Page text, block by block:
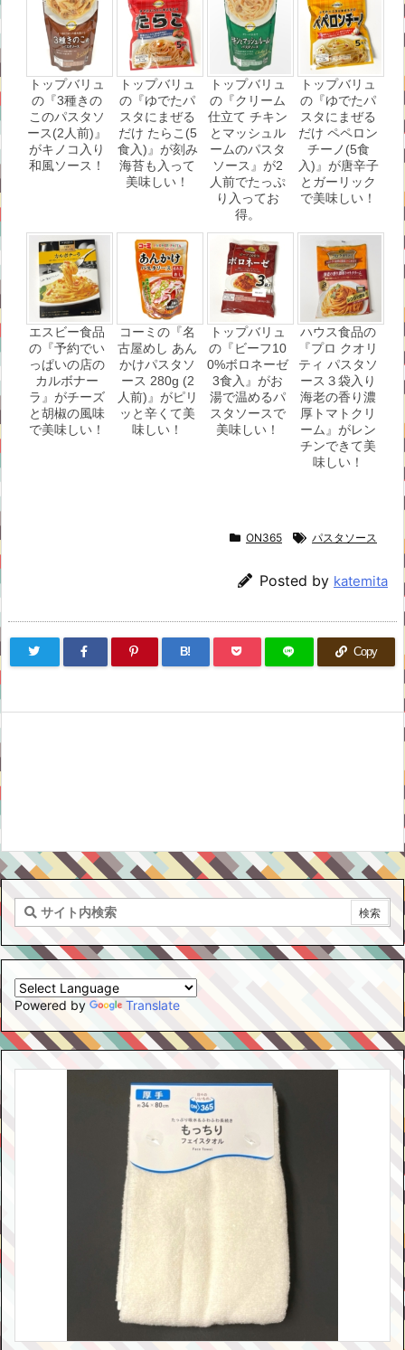
トップバリュ
の『3種きの
このパスタソ
ース(2人前)』
がキノコ入り
和風ソース！
トップバリュ
の『ゆでたパ
スタにまぜる
だけ たらこ(5
食入)』が刻み
海苔も入って
美味しい！
トップバリュ
の『クリーム
仕立て チキン
とマッシュル
ームのパスタ
ソース』が2
人前でたっぷ
り入ってお
得。
トップバリュ
の『ゆでたパ
スタにまぜる
だけ ペペロン
チーノ(5食
入)』が唐辛子
とガーリック
で美味しい！
エスビー食品
の『予約でい
っぱいの店の
カルボナー
ラ』がチーズ
と胡椒の風味
で美味しい！
コーミの『名
古屋めし あん
かけパスタソ
ース 280g (2
人前)』がピリ
ッと辛くて美
味しい！
トップバリュ
の『ビーフ10
0%ボロネーゼ
3食入』がお
湯で温めるパ
スタソースで
美味しい！
ハウス食品の
『プロ クオリ
ティ パスタソ
ース３袋入り
海老の香り濃
厚トマトクリ
ーム』がレン
チンできて美
味しい！
ON365 パスタソース
Posted by katemita
B! Copy
Powered by Translate